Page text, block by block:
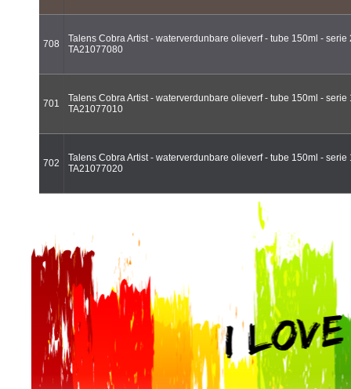
708
Talens Cobra Artist - waterverdunbare olieverf - tube 150ml - serie
TA21077080
701
Talens Cobra Artist - waterverdunbare olieverf - tube 150ml - serie
TA21077010
702
Talens Cobra Artist - waterverdunbare olieverf - tube 150ml - serie
TA21077020